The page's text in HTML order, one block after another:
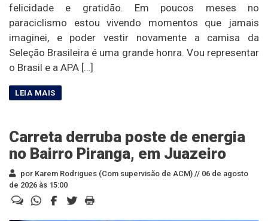
felicidade e gratidão. Em poucos meses no
paraciclismo estou vivendo momentos que jamais
imaginei, e poder vestir novamente a camisa da
Seleção Brasileira é uma grande honra. Vou representar
o Brasil e a APA […]
Carreta derruba poste de energia
no Bairro Piranga, em Juazeiro
por Karem Rodrigues (Com supervisão de ACM) // 06 de agosto
de 2026 às 15:00